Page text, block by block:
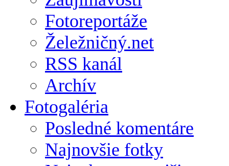
Fotoreportáže
Želežničný.net
RSS kanál
Archív
Fotogaléria
Posledné komentáre
Najnovšie fotky